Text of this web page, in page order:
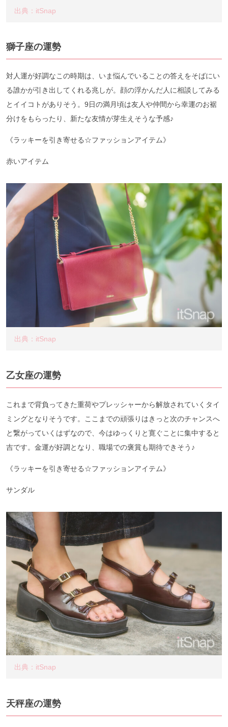
出典：itSnap
獅子座の運勢
対人運が好調なこの時期は、いま悩んでいることの答えをそばにい
る誰かが引き出してくれる兆しが。顔の浮かんだ人に相談してみる
とイイコトがありそう。9日の満月頃は友人や仲間から幸運のお裾
分けをもらったり、新たな友情が芽生えそうな予感♪
《ラッキーを引き寄せる☆ファッションアイテム》
赤いアイテム
出典：itSnap
乙女座の運勢
これまで背負ってきた重荷やプレッシャーから解放されていくタイ
ミングとなりそうです。ここまでの頑張りはきっと次のチャンスへ
と繋がっていくはずなので、今はゆっくりと寛ぐことに集中すると
吉です。金運が好調となり、職場での褒賞も期待できそう♪
《ラッキーを引き寄せる☆ファッションアイテム》
サンダル
出典：itSnap
天秤座の運勢